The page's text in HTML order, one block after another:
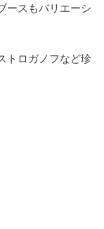
ースもバリエーシ
トロガノフなど珍